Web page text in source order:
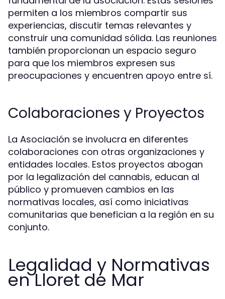
permiten a los miembros compartir sus
experiencias, discutir temas relevantes y
construir una comunidad sólida. Las reuniones
también proporcionan un espacio seguro
para que los miembros expresen sus
preocupaciones y encuentren apoyo entre sí.
Colaboraciones y Proyectos
La Asociación se involucra en diferentes
colaboraciones con otras organizaciones y
entidades locales. Estos proyectos abogan
por la legalización del cannabis, educan al
público y promueven cambios en las
normativas locales, así como iniciativas
comunitarias que benefician a la región en su
conjunto.
Legalidad y Normativas
en Lloret de Mar